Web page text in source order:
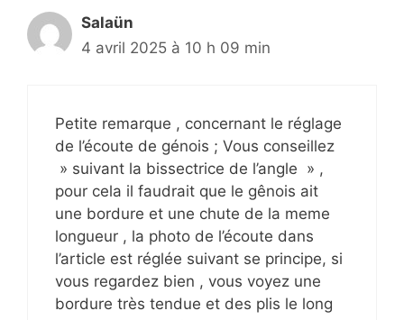
Salaün
4 avril 2025 à 10 h 09 min
Petite remarque , concernant le réglage
de l’écoute de génois ; Vous conseillez
» suivant la bissectrice de l’angle » ,
pour cela il faudrait que le gênois ait
une bordure et une chute de la meme
longueur , la photo de l’écoute dans
l’article est réglée suivant se principe, si
vous regardez bien , vous voyez une
bordure très tendue et des plis le long